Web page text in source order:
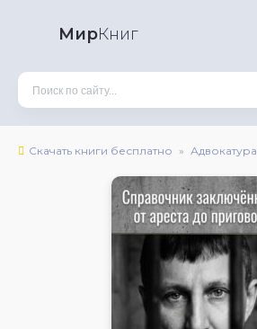
МирКниг
Скачать книги бесплатно Адвокатура